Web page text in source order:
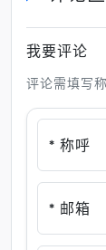
我要评论
评论需填写
* 称呼
* 邮箱